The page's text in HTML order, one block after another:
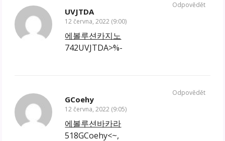
UVJTDA
12 června, 2022 (9:00)
에볼루션카지노
742UVJTDA>%-
Odpovědět
GCoehy
12 června, 2022 (9:05)
에볼루션바카라
518GCoehy<~,
Odpovědět